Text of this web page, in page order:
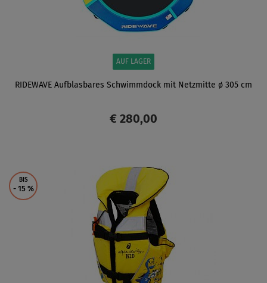
AUF LAGER
RIDEWAVE Aufblasbares Schwimmdock mit Netzmitte ø 305 cm
€ 280,00
BIS
- 15 %